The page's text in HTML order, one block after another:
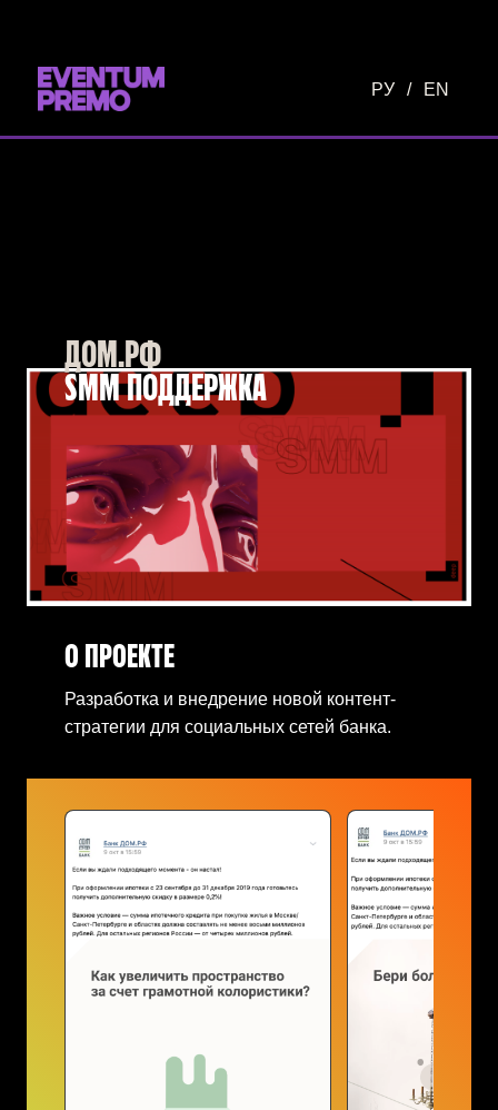
РУ / EN
ДОМ.РФ
SMM ПОДДЕРЖКА
О ПРОЕКТЕ
Разработка и внедрение новой контент-
стратегии для социальных сетей банка.